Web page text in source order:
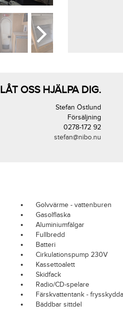
LÅT OSS HJÄLPA DIG.
Stefan Östlund
Försäljning
0278-172 92
stefan@nibo.nu
Golvvärme - vattenburen
Gasolflaska
Aluminiumfälgar
Fullbredd
Batteri
Cirkulationspump 230V
Kassettoalett
Skidfack
Radio/CD-spelare
Färskvattentank -
Bäddbar sittdel